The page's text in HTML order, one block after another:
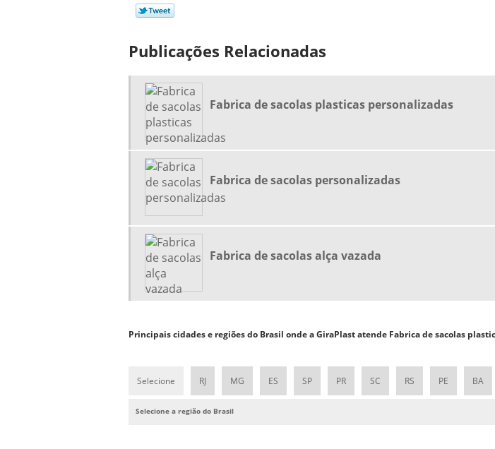
Publicações Relacionadas
Fabrica de sacolas plasticas personalizadas
Fabrica de sacolas personalizadas
Fabrica de sacolas alça vazada
Principais cidades e regiões do Brasil onde a GiraPlast atende Fabrica de sacolas
Selecione RJ MG ES SP PR SC RS PE BA
Selecione a região do Brasil